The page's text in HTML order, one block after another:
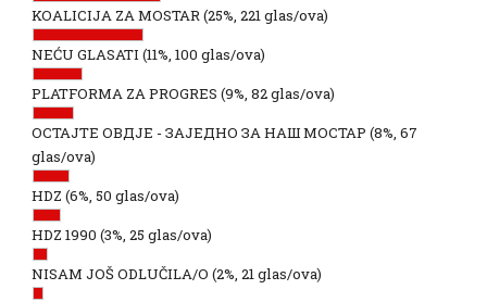
KOALICIJA ZA MOSTAR(25%, 221 glas/ova)
NEĆU GLASATI (11%, 100 glas/ova)
PLATFORMA ZA PROGRES (9%, 82 glas/ova)
ОСТАЈТЕ ОВДЈЕ - ЗАЈЕДНО ЗА НАШ МОСТАР (8%, 67
glas/ova)
HDZ (6%, 50 glas/ova)
HDZ 1990 (3%, 25 glas/ova)
NISAM JOŠ ODLUČILA/O (2%, 21 glas/ova)